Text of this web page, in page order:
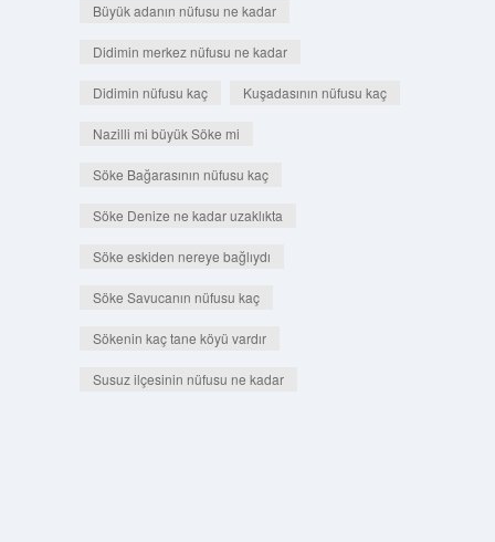
Büyük adanın nüfusu ne kadar
Didimin merkez nüfusu ne kadar
Didimin nüfusu kaç Kuşadasının nüfusu kaç
Nazilli mi büyük Söke mi
Söke Bağarasının nüfusu kaç
Söke Denize ne kadar uzaklıkta
Söke eskiden nereye bağlıydı
Söke Savucanın nüfusu kaç
Sökenin kaç tane köyü vardır
Susuz ilçesinin nüfusu ne kadar